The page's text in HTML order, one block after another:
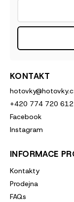
KONTAKT
hotovky@
+420 774 720 612
Facebook
Instagram
INFORMACE
Kontakty
Prodejna
FAQs